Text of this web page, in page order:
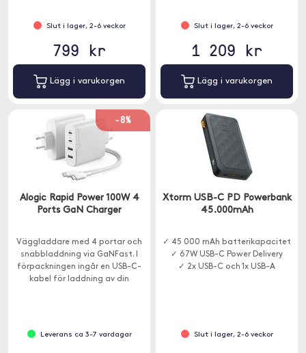
Slut i lager, 2-6 veckor
799 kr
Lägg i varukorgen
Slut i lager, 2-6 veckor
1 209 kr
Lägg i varukorgen
-8%
Alogic Rapid Power 100W 4
Ports GaN Charger
Väggladdare med 4 portar och
snabbladdning via GaNFast. I
förpackningen ingår en USB-C-
kabel för laddning av din
Leverans ca 3-7 vardagar
Xtorm USB-C PD Powerbank
45.000mAh
✓ 45 000 mAh batterikapacitet
✓ 67W USB-C Power Delivery
✓ 2x USB-C och 1x USB-A
Slut i lager, 2-6 veckor